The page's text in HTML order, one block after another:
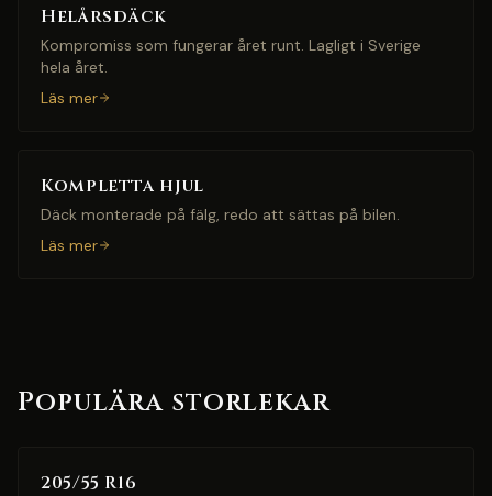
Helårsdäck
Kompromiss som fungerar året runt. Lagligt i Sverige
hela året.
Läs mer
Kompletta hjul
Däck monterade på fälg, redo att sättas på bilen.
Läs mer
Populära storlekar
205/55 R16